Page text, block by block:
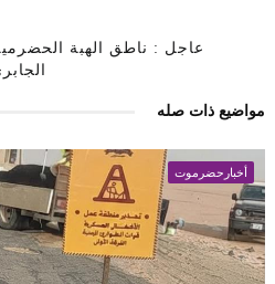
عاجل : ناطق الهبة الحضرمية
ذات صله
أخبارحضرموت